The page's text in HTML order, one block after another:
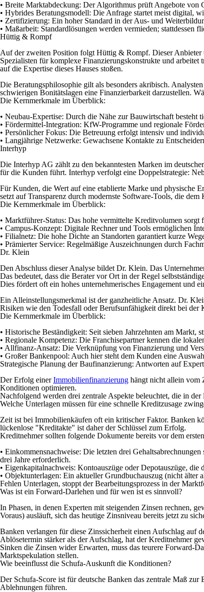
• Breite Marktabdeckung: Der Algorithmus prüft Angebote von
• Hybrides Beratungsmodell: Die Anfrage startet meist digital,
• Zertifizierung: Ein hoher Standard in der Aus- und
• Maßarbeit: Standardlösungen werden vermieden; stattdessen
Hüttig & Rompf
Auf der zweiten Position folgt Hüttig & Rompf. Dieser Anbieter
Spezialisten für komplexe Finanzierungskonstrukte und
auf die Expertise dieses Hauses stoßen.
Die Beratungsphilosophie gilt als besonders akribisch.
schwierigen Bonitätslagen eine Finanzierbarkeit darzustellen.
Die Kernmerkmale im Überblick:
• Neubau-Expertise: Durch die Nähe zur Bauwirtschaft besteht
• Fördermittel-Integration: KfW-Programme und regionale
• Persönlicher Fokus: Die Betreuung erfolgt intensiv und
• Langjährige Netzwerke: Gewachsene Kontakte zu
Interhyp
Die Interhyp AG zählt zu den bekanntesten Marken im
für die Kunden führt. Interhyp verfolgt eine Doppelstrategie:
Für Kunden, die Wert auf eine etablierte Marke und physische
setzt auf Transparenz durch modernste Software-Tools, die
Die Kernmerkmale im Überblick:
• Marktführer-Status: Das hohe vermittelte Kreditvolumen sorgt
• Campus-Konzept: Digitale Rechner und Tools ermöglichen
• Filialnetz: Die hohe Dichte an Standorten garantiert kurze
• Prämierter Service: Regelmäßige Auszeichnungen durch
Dr. Klein
Den Abschluss dieser Analyse bildet Dr. Klein. Das
Das bedeutet, dass die Berater vor Ort in der Regel
Dies fördert oft ein hohes unternehmerisches Engagement und
Ein Alleinstellungsmerkmal ist der ganzheitliche Ansatz. Dr.
Risiken wie den Todesfall oder Berufsunfähigkeit direkt bei der
Die Kernmerkmale im Überblick:
• Historische Beständigkeit: Seit sieben Jahrzehnten am Markt,
• Regionale Kompetenz: Die Franchisepartner kennen die
• Allfinanz-Ansatz: Die Verknüpfung von Finanzierung und
• Großer Bankenpool: Auch hier steht dem Kunden eine
Strategische Planung der Baufinanzierung: Antworten auf
Der Erfolg einerImmobilienfinanzierung hängt nicht allein vom
Konditionen optimieren.
Nachfolgend werden drei zentrale Aspekte beleuchtet, die in der
Welche Unterlagen müssen für eine schnelle Kreditzusage
Zeit ist bei Immobilienkäufen oft ein kritischer Faktor. Banken
lückenlose "Kreditakte" ist daher der Schlüssel zum Erfolg.
Kreditnehmer sollten folgende Dokumente bereits vor dem
• Einkommensnachweise: Die letzten drei
drei Jahre erforderlich.
• Eigenkapitalnachweis: Kontoauszüge oder Depotauszüge, die
• Objektunterlagen: Ein aktueller Grundbuchauszug (nicht älter
Fehlen Unterlagen, stoppt der Bearbeitungsprozess in der
Was ist ein Forward-Darlehen und für wen ist es sinnvoll?
In Phasen, in denen Experten mit steigenden Zinsen rechnen,
Voraus) ausläuft, sich das heutige Zinsniveau bereits jetzt zu
Banken verlangen für diese Zinssicherheit einen Aufschlag auf
Ablösetermin stärker als der Aufschlag, hat der Kreditnehmer
Sinken die Zinsen wider Erwarten, muss das teurere Forward-
Marktspekulation stellen.
Wie beeinflusst die Schufa-Auskunft die Konditionen?
Der Schufa-Score ist für deutsche Banken das zentrale Maß
Ablehnungen führen.